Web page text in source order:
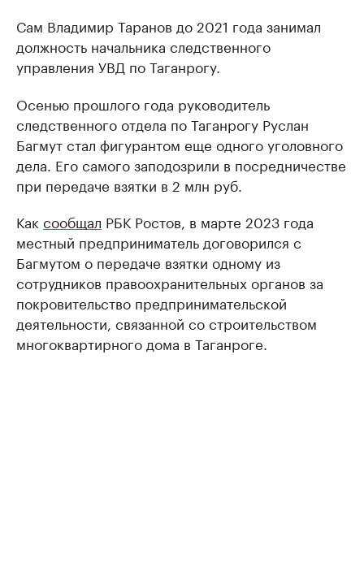
Сам Владимир Таранов до 2021 года занимал
должность начальника следственного
управления УВД по Таганрогу.
Осенью прошлого года руководитель
следственного отдела по Таганрогу Руслан
Багмут стал фигурантом еще одного уголовного
дела. Его самого заподозрили в посредничестве
при передаче взятки в 2 млн руб.
Как сообщал РБК Ростов, в марте 2023 года
местный предприниматель договорился с
Багмутом о передаче взятки одному из
сотрудников правоохранительных органов за
покровительство предпринимательской
деятельности, связанной со строительством
многоквартирного дома в Таганроге.